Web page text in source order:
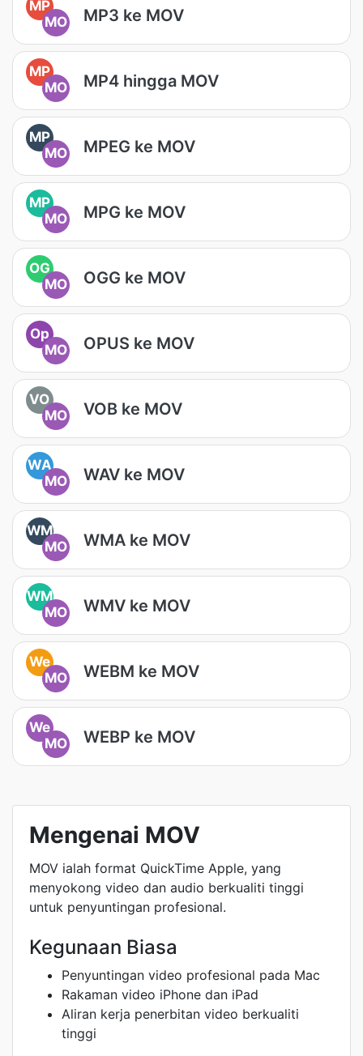
MP
MO
MP3 ke MOV
MP
MO
MP4 hingga MOV
MP
MO
MPEG ke MOV
MP
MO
MPG ke MOV
OG
MO
OGG ke MOV
Op
MO
OPUS ke MOV
VO
MO
VOB ke MOV
WA
MO
WAV ke MOV
WM
MO
WMA ke MOV
WM
MO
WMV ke MOV
We
MO
WEBM ke MOV
We
MO
WEBP ke MOV
Mengenai MOV
MOV ialah format QuickTime Apple, yang
menyokong video dan audio berkualiti tinggi
untuk penyuntingan profesional.
Kegunaan Biasa
Penyuntingan video profesional pada Mac
Rakaman video iPhone dan iPad
Aliran kerja penerbitan video berkualiti
tinggi